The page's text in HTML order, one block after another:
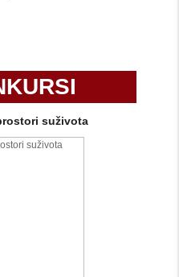
suživota